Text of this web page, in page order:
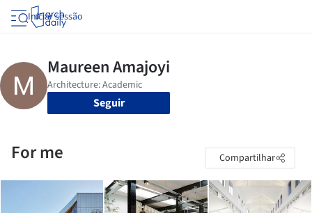
Iniciar sessão
Seguir
For me Compartilhar